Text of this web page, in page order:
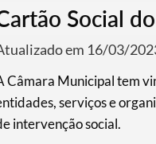
Social
em 16/03/
Câmara Municipal tem
serviços e
intervenção social.